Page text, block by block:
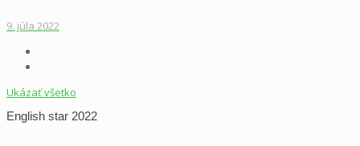
9. júla 2022
Ukázať všetko
English star 2022